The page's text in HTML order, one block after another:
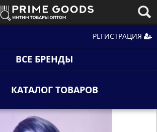
РЕГИСТРАЦИЯ
ВСЕ БРЕНДЫ
КАТАЛОГ ТОВАРОВ